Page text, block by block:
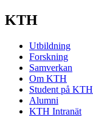
KTH
Utbildning
Forskning
Samverkan
Om KTH
Student på KTH
Alumni
KTH Intranät